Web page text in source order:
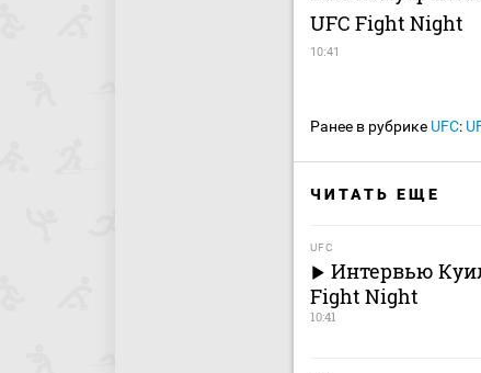
UFC Fight Night
10:41
Ранее в рубрике UFC:
ЧИТАТЬ ЕЩЕ
UFC
Интервью
Fight Night
10:41